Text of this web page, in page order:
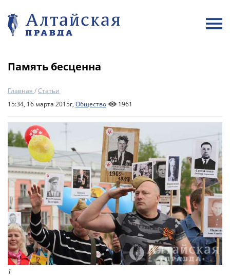
Память бесценна
Главная /Статьи
15:34, 16 марта 2015г, Общество 1961
1